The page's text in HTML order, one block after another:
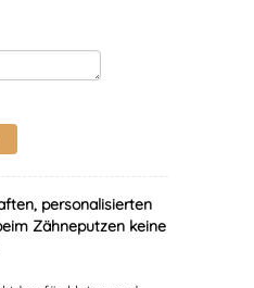
personalisierten
Zähneputzen keine